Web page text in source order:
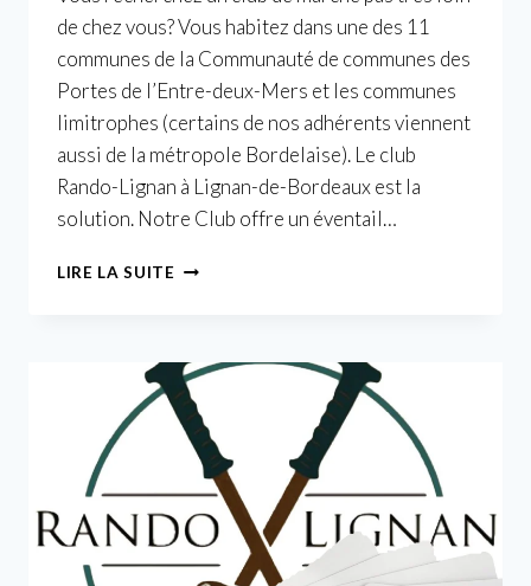
de chez vous? Vous habitez dans une des 11
communes de la Communauté de communes des
Portes de l’Entre-deux-Mers et les communes
limitrophes (certains de nos adhérents viennent
aussi de la métropole Bordelaise). Le club
Rando-Lignan à Lignan-de-Bordeaux est la
solution. Notre Club offre un éventail…
LIRE LA SUITEFORUM